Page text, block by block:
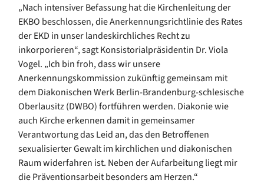
„Nach intensiver Befassung hat die Kirchenleitung der
EKBO beschlossen, die Anerkennungsrichtlinie des Rates
der EKD in unser landeskirchliches Recht zu
inkorporieren“, sagt Konsistorialpräsidentin Dr. Viola
Vogel. „Ich bin froh, dass wir unsere
Anerkennungskommission zukünftig gemeinsam mit
dem Diakonischen Werk Berlin-Brandenburg-schlesische
Oberlausitz (DWBO) fortführen werden. Diakonie wie
auch Kirche erkennen damit in gemeinsamer
Verantwortung das Leid an, das den Betroffenen
sexualisierter Gewalt im kirchlichen und diakonischen
Raum widerfahren ist. Neben der Aufarbeitung liegt mir
die Präventionsarbeit besonders am Herzen.“